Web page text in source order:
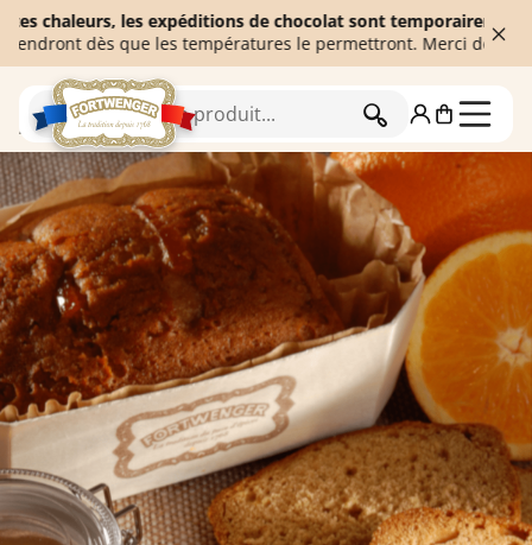
les expéditions de chocolat sont temporairement
dès que les températures le permettront. Merci de votre
RECHERCHER
Accueil Pains d'épices